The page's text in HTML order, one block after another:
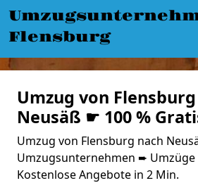
Flensburg
Umzug von
Neusäß ☛ 100 %
Umzug von Flensburg nach
Umzugsunternehmen ➨ Umzüge
Kostenlose Angebote in 2 Min.